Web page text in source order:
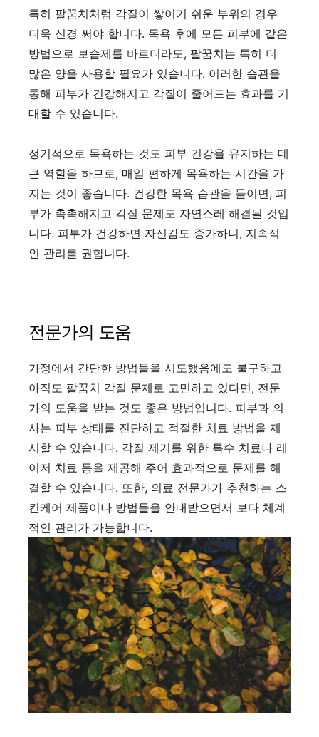
특히 팔꿈치처럼 각질이 쌓이기 쉬운 부위의 경우
더욱 신경 써야 합니다. 목욕 후에 모든 피부에 같은
방법으로 보습제를 바르더라도, 팔꿈치는 특히 더
많은 양을 사용할 필요가 있습니다. 이러한 습관을
통해 피부가 건강해지고 각질이 줄어드는 효과를 기
대할 수 있습니다.
정기적으로 목욕하는 것도 피부 건강을 유지하는 데
큰 역할을 하므로, 매일 편하게 목욕하는 시간을 가
지는 것이 좋습니다. 건강한 목욕 습관을 들이면, 피
부가 촉촉해지고 각질 문제도 자연스레 해결될 것입
니다. 피부가 건강하면 자신감도 증가하니, 지속적
인 관리를 권합니다.
전문가의 도움
가정에서 간단한 방법들을 시도했음에도 불구하고
아직도 팔꿈치 각질 문제로 고민하고 있다면, 전문
가의 도움을 받는 것도 좋은 방법입니다. 피부과 의
사는 피부 상태를 진단하고 적절한 치료 방법을 제
시할 수 있습니다. 각질 제거를 위한 특수 치료나 레
이저 치료 등을 제공해 주어 효과적으로 문제를 해
결할 수 있습니다. 또한, 의료 전문가가 추천하는 스
킨케어 제품이나 방법들을 안내받으면서 보다 체계
적인 관리가 가능합니다.